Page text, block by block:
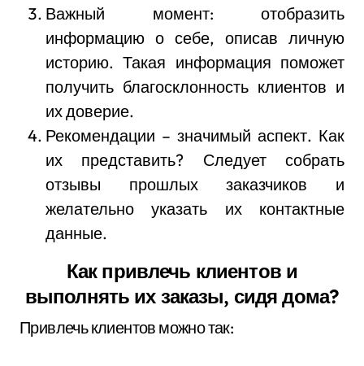
Важный момент: отобразить
информацию о себе, описав личную
историю. Такая информация поможет
получить благосклонность клиентов и
их доверие.
Рекомендации – значимый аспект. Как
их представить? Следует собрать
отзывы прошлых заказчиков и
желательно указать их контактные
данные.
Как привлечь клиентов и
выполнять их заказы, сидя дома?
Привлечь клиентов можно так: